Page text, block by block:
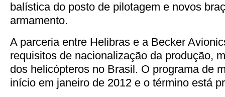
balística do posto de pilotagem e novos
armamento.
A parceria entre Helibras e a Becker
requisitos de nacionalização da produção,
dos helicópteros no Brasil. O programa de
início em janeiro de 2012 e o término está